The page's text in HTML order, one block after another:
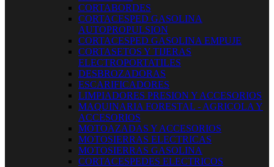
CORTABORDES
CORTACESPED GASOLINA
AUTOPROPULSION
CORTACESPED GASOLINA EMPUJE
CORTASETOS Y TIJERAS
ELECTROPORTATILES
DESBROZADORAS
ESCARIFICADORES
LIMPIADORES PRESION Y ACCESORIOS
MAQUINARIA FORESTAL - AGRICOLA Y
ACCESORIOS
MOTOAZADAS Y ACCESORIOS
MOTOSIERRAS ELECTRICAS
MOTOSIERRAS GASOLINA
CORTACESPEDES ELECTRICOS